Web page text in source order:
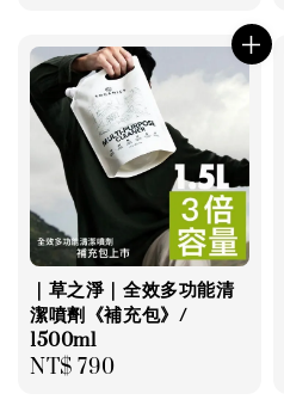
｜草之淨｜全效多功能清
潔噴劑《補充包》/
1500ml
Regular
NT$ 790